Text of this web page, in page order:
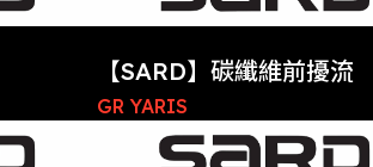
【SARD】碳纖維前擾流
GR YARIS